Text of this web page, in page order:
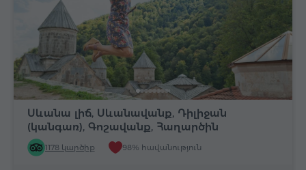
Սևանա լիճ, Սևանավանք, Դիլիջան
(կանգառ), Գոշավանք, Հաղարծին
1178 կարծիք 98% հավանություն